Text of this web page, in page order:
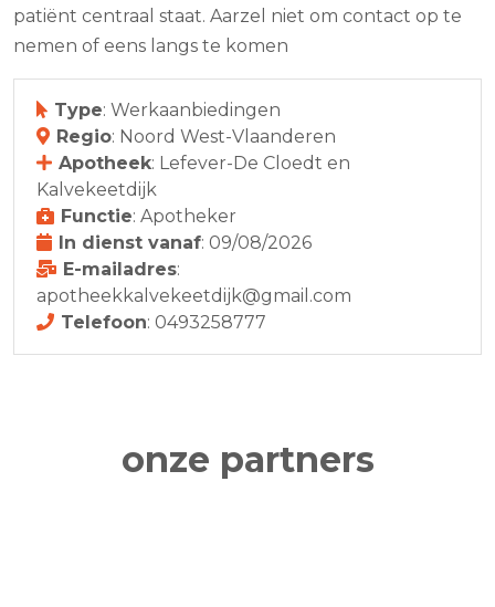
patiënt centraal staat. Aarzel niet om contact op te
nemen of eens langs te komen
Type: Werkaanbiedingen
Regio: Noord West-Vlaanderen
Apotheek: Lefever-De Cloedt en
Kalvekeetdijk
Functie: Apotheker
In dienst vanaf: 09/08/2026
E-mailadres:
apotheekkalvekeetdijk@gmail.com
Telefoon: 0493258777
onze partners